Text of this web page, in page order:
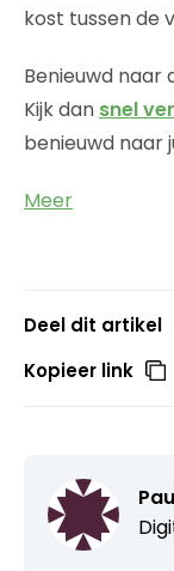
kost tussen de
Benieuwd naar
Kijk dan snel
benieuwd naar
Meer
Deel dit artikel
Kopieer link